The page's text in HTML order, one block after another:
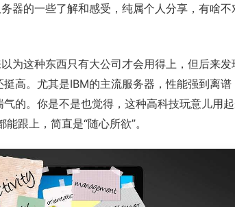
器的一些了解和感受，纯属个人分享，有啥
为这种东西只有大公司才会用得上，但后来
高。尤其是IBM的主流服务器，性能强到离
的。你是不是也觉得，这种高科技玩意儿用
跟上，简直是“随心所欲”。